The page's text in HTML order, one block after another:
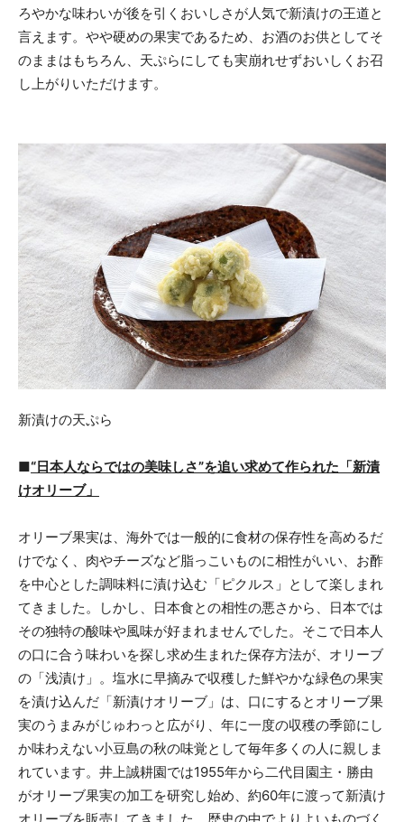
ろやかな味わいが後を引くおいしさが人気で新漬けの王道と
言えます。やや硬めの果実であるため、お酒のお供としてそ
のままはもちろん、天ぷらにしても実崩れせずおいしくお召
し上がりいただけます。
新漬けの天ぷら
■“日本人ならではの美味しさ”を追い求めて作られた「新漬
けオリーブ」
オリーブ果実は、海外では一般的に食材の保存性を高めるだ
けでなく、肉やチーズなど脂っこいものに相性がいい、お酢
を中心とした調味料に漬け込む「ピクルス」として楽しまれ
てきました。しかし、日本食との相性の悪さから、日本では
その独特の酸味や風味が好まれませんでした。そこで日本人
の口に合う味わいを探し求め生まれた保存方法が、オリーブ
の「浅漬け」。塩水に早摘みで収穫した鮮やかな緑色の果実
を漬け込んだ「新漬けオリーブ」は、口にするとオリーブ果
実のうまみがじゅわっと広がり、年に一度の収穫の季節にし
か味わえない小豆島の秋の味覚として毎年多くの人に親しま
れています。井上誠耕園では1955年から二代目園主・勝由
がオリーブ果実の加工を研究し始め、約60年に渡って新漬け